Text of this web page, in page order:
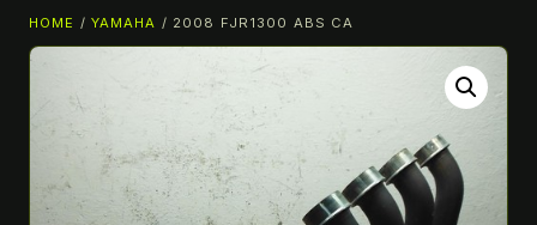
HOME / YAMAHA / 2008 FJR1300 ABS CA